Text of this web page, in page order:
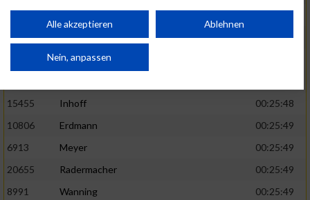
9610
Linß
00:25:47
Wehmeier
15455
Inhoff
00:25:48
10806
Erdmann
00:25:49
6913
Meyer
00:25:49
20655
Radermacher
00:25:49
8991
Wanning
00:25:49
Performance von Inhalten. Analyse von Zielgruppen durch Statistiken oder
Kombinationen von Daten aus verschiedenen Quellen. Entwicklung und
von Inhalten.
Daten können außerhalb der Europäischen Union weitergegeben und in die
Wir nutzen Ihre Daten für folgende Zwecke:
auf einem Endgerät
Alle akzeptieren Ablehnen
Nein, anpassen